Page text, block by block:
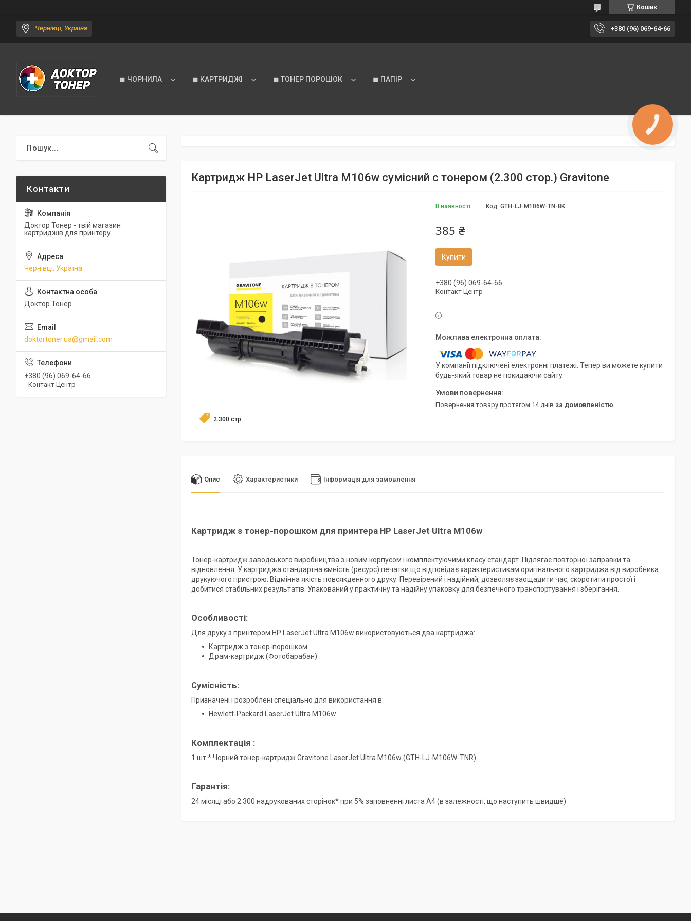
Кошик
Чернівці, Україна +380 (96) 069-64-66
◼ ЧОРНИЛА ◼ КАРТРИДЖІ ◼ ТОНЕР ПОРОШОК ◼ ПАПІР
Картридж HP LaserJet Ultra M106w сумісний c тонером (2.300 стор.) Gravitone
2.300 стр.
В наявності Код: GTH-LJ-M106W-TN-BK
385 ₴
Купити
+380 (96) 069-64-66
Контакт Центр
У компанії підключені електронні платежі. Тепер ви можете купити
будь-який товар не покидаючи сайту.
повернення товару протягом 14 днів за домовленістю
Опис Характеристики Інформація для замовлення
Картридж з тонер-порошком для принтера HP LaserJet Ultra M106w
Тонер-картридж заводського виробництва з новим корпусом і комплектуючими класу стандарт. Підлягає повторної заправки та
відновлення. У картриджа стандартна ємність (ресурс) печатки що відповідає характеристикам оригінального картриджа від виробника
друкуючого пристрою. Відмінна якість повсякденного друку. Перевірений і надійний, дозволяє заощадити час, скоротити простої і
добитися стабільних результатів. Упакований у практичну та надійну упаковку для безпечного транспортування і зберігання.
Особливості:
Для друку з принтером HP LaserJet Ultra M106w використовуються два картриджа:
Картридж з тонер-порошком
Драм-картридж (Фотобарабан)
Сумісність:
Призначені і розроблені спеціально для використання в:
Hewlett-Packard LaserJet Ultra M106w
Комплектація :
1 шт * Чорний тонер-картридж Gravitone LaserJet Ultra M106w (GTH-LJ-M106W-TNR)
Гарантія:
24 місяці або 2.300 надрукованих сторінок* при 5% заповненні листа А4 (в залежності, що наступить швидше)
Доктор Тонер - твій магазин
картриджів для принтеру
Чернівці, Україна
Доктор Тонер
doktortoner.ua@gmail.com
+380 (96) 069-64-66
Контакт Центр
КНОПКА
ЗВ'ЯЗКУ